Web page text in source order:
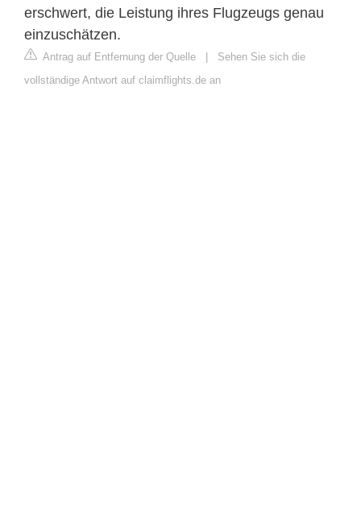
erschwert, die Leistung ihres Flugzeugs genau
einzuschätzen.
Antrag auf Entfernung der Quelle | Sehen Sie sich die
vollständige Antwort auf claimflights.de an